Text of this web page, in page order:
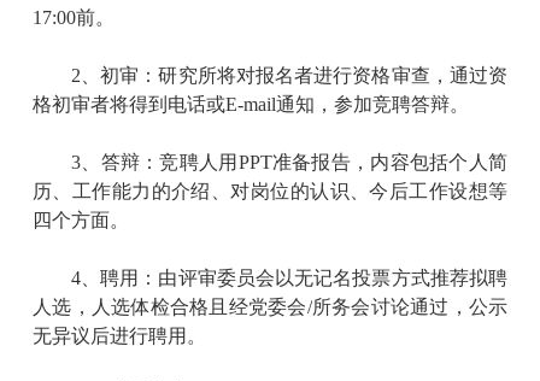
17:00前。
2 、初审：研究所将对报名者进行资格审查，通过资
格初审者将得到电话或E-mail通知，参加竞聘答辩。
3 、答辩：竞聘人用 PPT准备报告，内容包括个人简
历、工作能力的介绍、对岗位的认识、今后工作设想等
四个方面。
4 、聘用：由评审委员会以无记名投票方式推荐拟聘
人选，人选体检合格且经党委会/所务会讨论通过，公示
无异议后进行聘用。